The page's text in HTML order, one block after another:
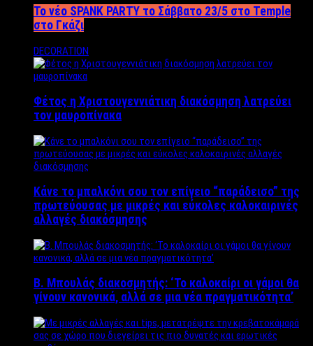
Το νέο SPANK PARTY το Σάββατο 23/5 στο Temple
στο Γκάζι
DECORATION
Φέτος η Χριστουγεννιάτικη διακόσμηση λατρεύει
τον μαυροπίνακα
Κάνε το μπαλκόνι σου τον επίγειο “παράδεισο” της
πρωτεύουσας με μικρές και εύκολες καλοκαιρινές
αλλαγές διακόσμησης
Β. Μπουλάς διακοσμητής: ‘Το καλοκαίρι οι γάμοι θα
γίνουν κανονικά, αλλά σε μια νέα πραγματικότητα’